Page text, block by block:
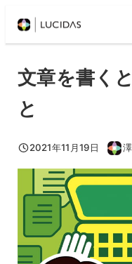
文章を書く
と
投稿日
2021年11月19日
著
者